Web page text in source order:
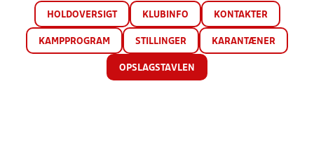
HOLDOVERSIGT KLUBINFO KONTAKTER
KAMPPROGRAM STILLINGER KARANTÆNER
OPSLAGSTAVLEN